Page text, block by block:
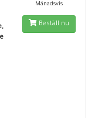
Månadsvis
Beställ nu